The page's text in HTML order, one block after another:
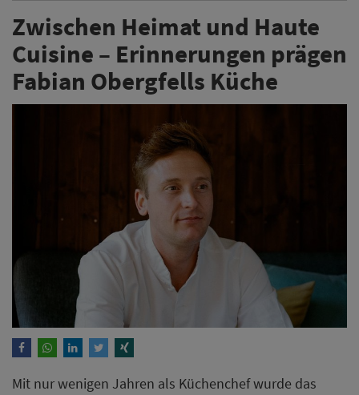
Zwischen Heimat und Haute
Cuisine – Erinnerungen prägen
Fabian Obergfells Küche
Mit nur wenigen Jahren als Küchenchef wurde das